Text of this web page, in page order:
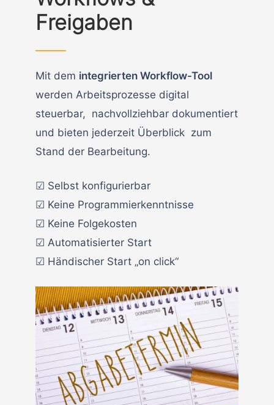
Freigaben
Mit dem integrierten Workflow-Tool
werden Arbeitsprozesse digital
steuerbar, nachvollziehbar dokumentiert
und bieten jederzeit Überblick zum
Stand der Bearbeitung.
☑ Selbst konfigurierbar
☑ Keine Programmierkenntnisse
☑ Keine Folgekosten
☑ Automatisierter Start
☑ Händischer Start „on click“